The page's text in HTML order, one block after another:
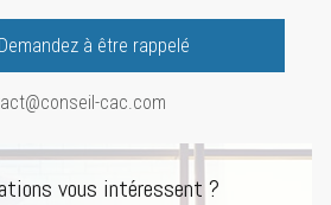
Demandez à être rappelé
cac.com
vous intéressent ?